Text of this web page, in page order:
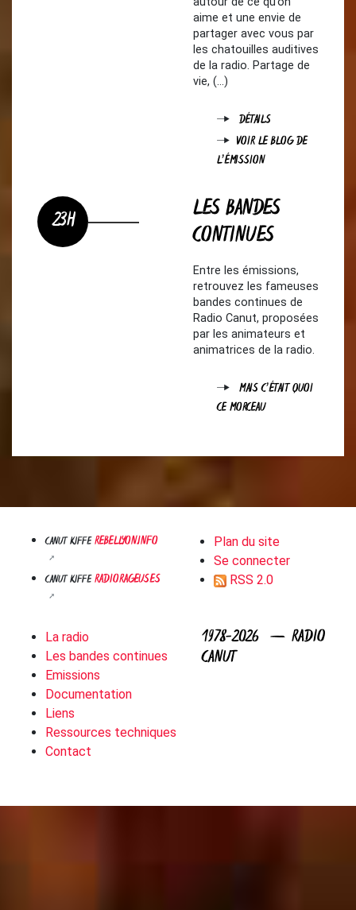
aime et une envie de
partager avec vous par
les chatouilles auditives
de la radio. Partage de
vie, (…)
DÉTAILS
VOIR LE BLOG DE
L'ÉMISSION
23H
LES BANDES
CONTINUES
Entre les émissions,
retrouvez les fameuses
bandes continues de
Radio Canut, proposées
par les animateurs et
animatrices de la radio.
MAIS C'ÉTAIT QUOI
CE MORCEAU
CANUT KIFFEREBELLYON.INFO
CANUT KIFFERADIORAGEUSES
Plan du site
Se connecter
RSS 2.0
La radio
Les bandes continues
Emissions
Documentation
Liens
Ressources techniques
Contact
1978-2026 — RADIO
CANUT